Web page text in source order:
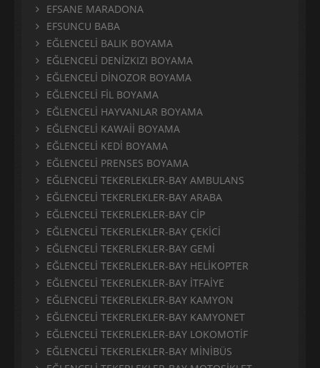
EFSANE MARADONA
EFSUNCU BABA
EĞLENCELİ BALIK BOYAMA
EĞLENCELİ DENİZKIZI BOYAMA
EĞLENCELİ DİNOZOR BOYAMA
EĞLENCELİ FİL BOYAMA
EĞLENCELİ HAYVANLAR BOYAMA
EĞLENCELİ KAWAİİ BOYAMA
EĞLENCELİ KEDİ BOYAMA
EĞLENCELİ PRENSES BOYAMA
EĞLENCELİ TEKERLEKLER-BAY AMBULANS
EĞLENCELİ TEKERLEKLER-BAY ARABA
EĞLENCELİ TEKERLEKLER-BAY CİP
EĞLENCELİ TEKERLEKLER-BAY ÇEKİCİ
EĞLENCELİ TEKERLEKLER-BAY GEMİ
EĞLENCELİ TEKERLEKLER-BAY HELİKOPTER
EĞLENCELİ TEKERLEKLER-BAY İTFAİYE
EĞLENCELİ TEKERLEKLER-BAY KAMYON
EĞLENCELİ TEKERLEKLER-BAY KAMYONET
EĞLENCELİ TEKERLEKLER-BAY LOKOMOTİF
EĞLENCELİ TEKERLEKLER-BAY MİNİBÜS